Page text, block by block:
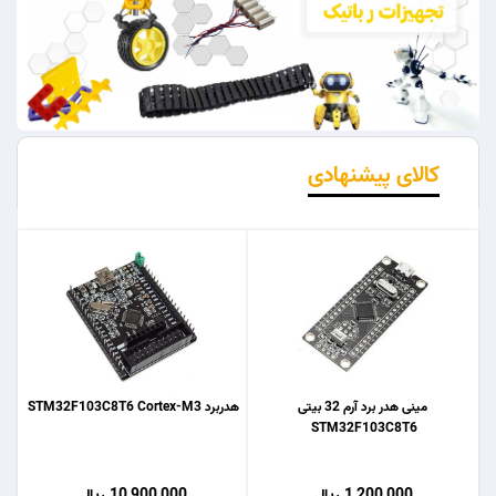
کالای پیشنهادی
هدربرد STM32F103C8T6 Cortex-M3
مینی هدر برد آرم 32 بیتی
STM32F103C8T6